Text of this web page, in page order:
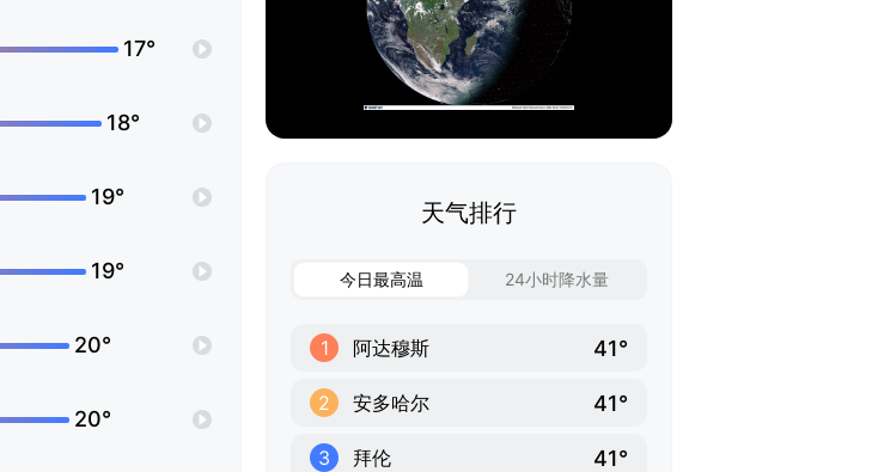
17°
18°
19°
19°
20°
20°
天气排行
今日最高温 24小时降水量
1 阿达穆斯 41°
2 安多哈尔 41°
3 拜伦 41°